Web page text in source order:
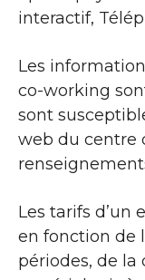
interactif,
Les
co-working
sont
web du centre
Les tarifs d’un
en fonction de
périodes, de la